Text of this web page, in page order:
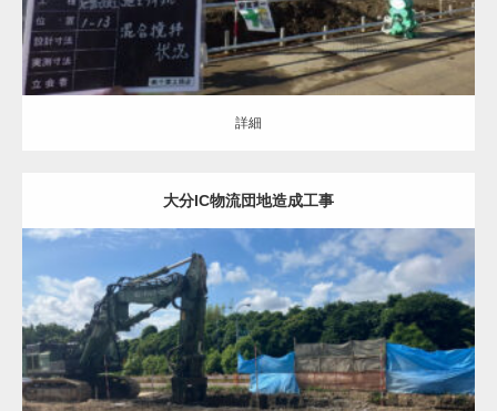
詳細
大分IC物流団地造成工事
地盤改良（ALL） 補強土壁の基礎
詳細